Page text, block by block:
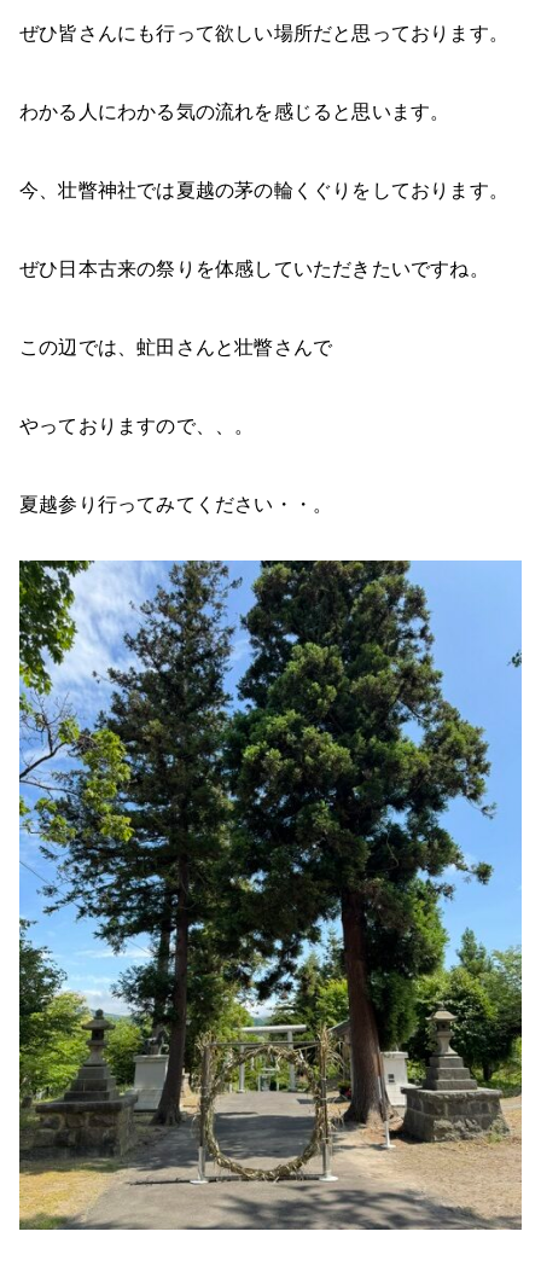
ぜひ皆さんにも行って欲しい場所だと思っております。
わかる人にわかる気の流れを感じると思います。
今、壮瞥神社では夏越の茅の輪くぐりをしております。
ぜひ日本古来の祭りを体感していただきたいですね。
この辺では、虻田さんと壮瞥さんで
やっておりますので、、。
夏越参り行ってみてください・・。